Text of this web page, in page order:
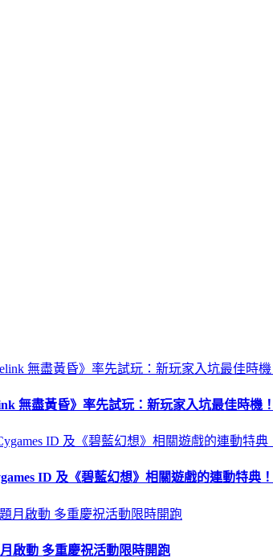
無盡黃昏》率先試玩：新玩家入坑最佳時機！
ID 及《碧藍幻想》相關遊戲的連動特典！
啟動 多重慶祝活動限時開跑